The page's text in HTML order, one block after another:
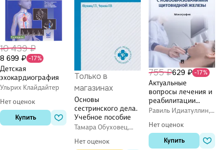
10 439 ₽
8 699 ₽ -17%
Детская
эхокардиография
Ульрих Клайдайтер
Нет оценок
Купить
Только в
магазинах
Основы
сестринского дела.
Учебное пособие
Тамара Обуховец,
Нет оценок
755 ₽629 ₽ -17%
Актуальные
вопросы лечения и
реабилитации
пациентов с
и щитовидной
железы.
Монография
Равиль Идиатуллин,
Татьяна Чернышова
Нет оценок
Купить